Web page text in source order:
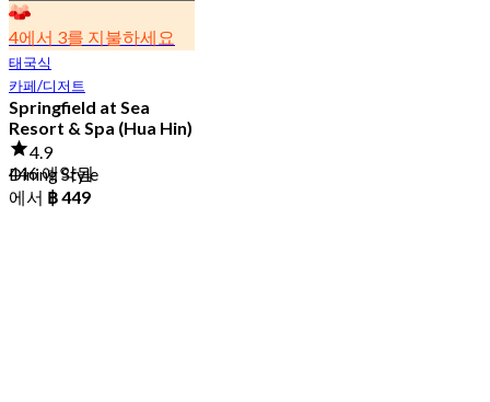
4에서 3를 지불하세요
태국식
카페/디저트
Springfield at Sea
Resort & Spa (Hua Hin)
4.9
446 예약됨
에서 ฿ 449
Dining Style